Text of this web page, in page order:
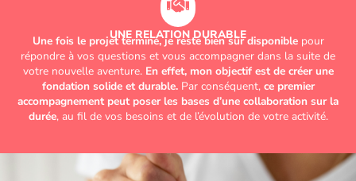
UNE RELATION DURABLE
Une fois le projet terminé, je reste bien sûr disponiblepour
répondre à vos questions et vous accompagner dans la suite de
votre nouvelle aventure. En effet, mon objectif est de créer une
fondation solide et durable.Par conséquent, ce premier
accompagnement peut poser les bases d’une collaboration sur la
durée, au fil de vos besoins et de l’évolution de votre activité.